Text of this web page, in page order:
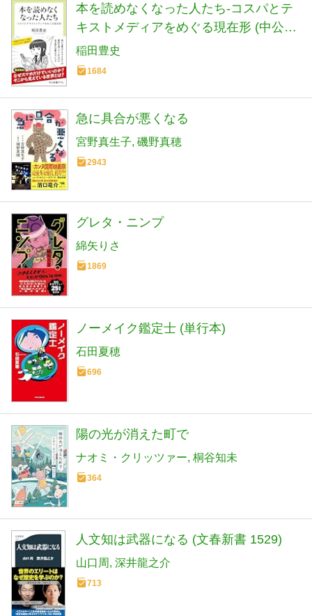
本を読めなくなった人たち-コスパとテ
キストメディアをめぐる現在形 (中公新
書ラクレ 861)
稲田豊史
1684
急に具合が悪くなる
宮野真生子 磯野真穂
2943
グレタ・ニンプ
綿矢りさ
1869
ノーメイク鑑定士 (単行本)
石田夏穂
696
陽の光が消えた町で
ナオミ・クリッツァー 桐谷知未
364
人文知は武器になる (文春新書 1529)
山口周 深井龍之介
713